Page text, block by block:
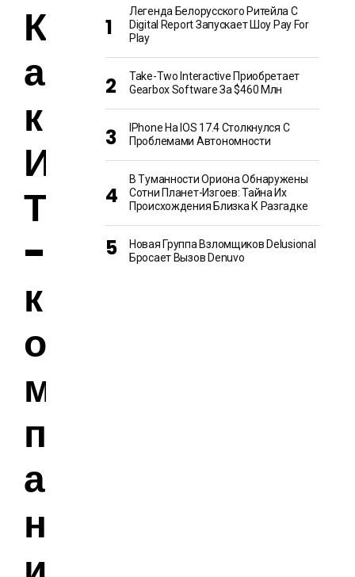
К
а
к
И
Т
-
к
о
м
п
а
н
Легенда Белорусского Ритейла C
Digital Report Запускает Шоу Pay For
Play
Take-Two Interactive Приобретает
Gearbox Software За $460 Млн
IPhone На IOS 17.4 Столкнулся С
Проблемами Автономности
В Туманности Ориона Обнаружены
Сотни Планет-Изгоев: Тайна Их
Происхождения Близка К Разгадке
Новая Группа Взломщиков Delusional
Бросает Вызов Denuvo